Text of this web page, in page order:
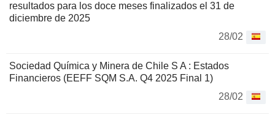
resultados para los doce meses finalizados el 31 de
diciembre de 2025
28/02
Sociedad Química y Minera de Chile S A : Estados
Financieros (EEFF SQM S.A. Q4 2025 Final 1)
28/02